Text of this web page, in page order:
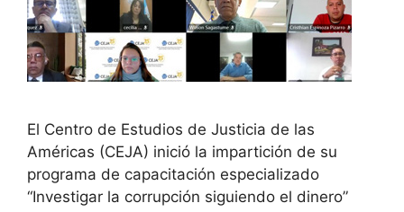
El Centro de Estudios de Justicia de las
Américas (CEJA) inició la impartición de su
programa de capacitación especializado
“Investigar la corrupción siguiendo el dinero”